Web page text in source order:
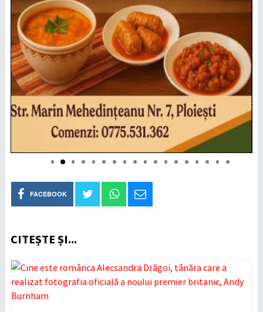
FACEBOOK
CITEȘTE ȘI...